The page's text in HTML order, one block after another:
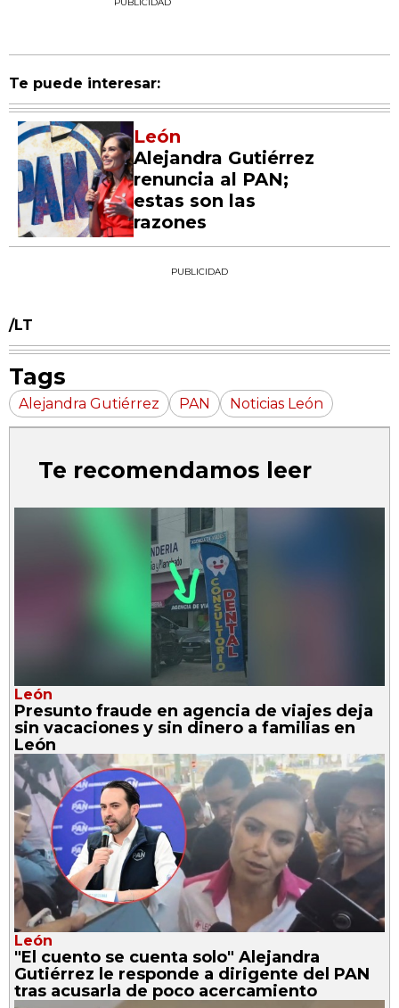
Te puede interesar:
León
Alejandra Gutiérrez
renuncia al PAN;
estas son las
razones
PUBLICIDAD
/LT
Tags
Alejandra Gutiérrez PAN Noticias León
Te recomendamos leer
León
Presunto fraude en agencia de viajes deja
sin vacaciones y sin dinero a familias en
León
León
"El cuento se cuenta solo" Alejandra
Gutiérrez le responde a dirigente del PAN
tras acusarla de poco acercamiento